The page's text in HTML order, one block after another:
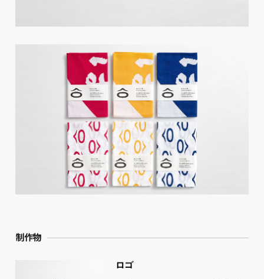
制作物
ロゴ